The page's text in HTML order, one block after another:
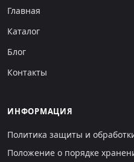
Главная
Каталог
Блог
Контакты
ИНФОРМАЦИЯ
Политика защиты и
Положение о порядке